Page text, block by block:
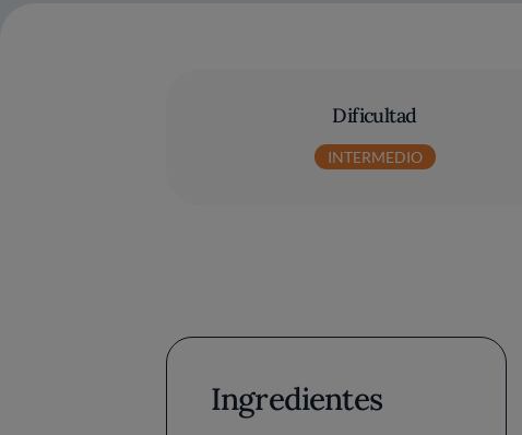
Dificultad
INTERMEDIO
Ingredientes